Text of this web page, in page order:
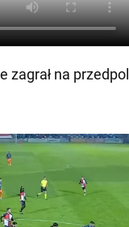
zagrał na